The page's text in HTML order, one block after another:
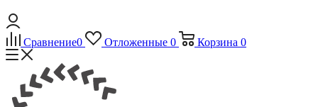
Сравнение0 Отложенные 0 Корзина 0